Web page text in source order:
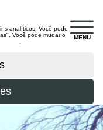
MENU
analíticos. Você pode
Você pode mudar o